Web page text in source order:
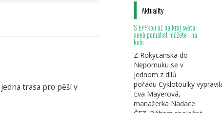
trasa pro pěší v
Aktuality
S EPPkou až na kraj světa
aneb pomáhat můžete i na
kole
Z Rokycanska do
Nepomuku se v
jednom z dílů
pořadu Cyklotoulky
Eva Mayerová,
manažerka Nadace